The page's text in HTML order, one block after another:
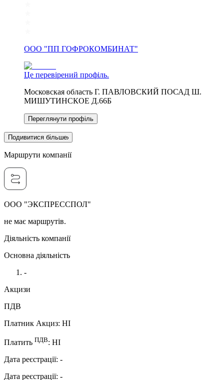
ООО "ПП ГОФРОКОМБИНАТ"
Це перевірений профіль.
Московская область Г. ПАВЛОВСКИЙ ПОСАД Ш.
МИШУТИНСКОЕ Д.66Б
Переглянути профіль
Подивитися більше
Маршрути компанії
ООО "ЭКСПРЕССПОЛ"
не має маршрутів.
Діяльність компанії
Основна діяльність
-
Акцизи
ПДВ
Платник Акциз: НI
Платить ПДВ: НI
Дата реєстрації: -
Дата реєстрації: -